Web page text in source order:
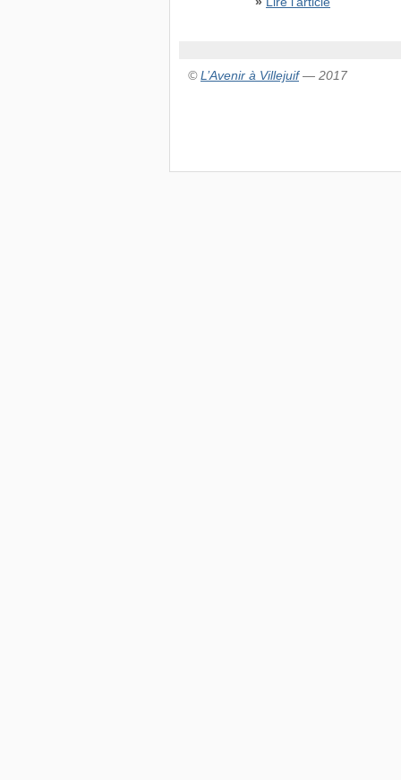
©L’Avenir à Villejuif— 2017